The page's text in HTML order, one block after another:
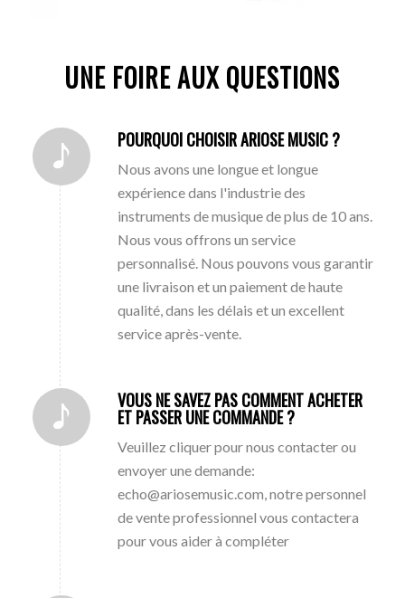
UNE FOIRE AUX QUESTIONS
POURQUOI CHOISIR ARIOSE MUSIC ?
Nous avons une longue et longue
expérience dans l'industrie des
instruments de musique de plus de 10 ans.
Nous vous offrons un service
personnalisé. Nous pouvons vous garantir
une livraison et un paiement de haute
qualité, dans les délais et un excellent
service après-vente.
VOUS NE SAVEZ PAS COMMENT ACHETER
ET PASSER UNE COMMANDE ?
Veuillez cliquer pour nous contacter ou
envoyer une demande:
echo@ariosemusic.com, notre personnel
de vente professionnel vous contactera
pour vous aider à compléter